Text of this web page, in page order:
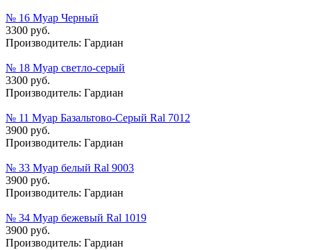
№ 16 Муар Черный
3300 руб.
Производитель: Гардиан
№ 18 Муар cветло-cерый
3300 руб.
Производитель: Гардиан
№ 11 Муар Базальтово-Серый Ral 7012
3900 руб.
Производитель: Гардиан
№ 33 Муар белый Ral 9003
3900 руб.
Производитель: Гардиан
№ 34 Муар бежевый Ral 1019
3900 руб.
Производитель: Гардиан